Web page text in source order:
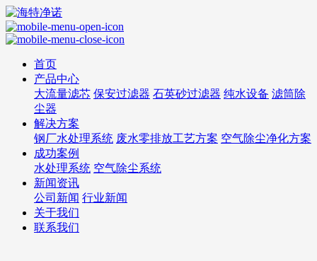
首页
产品中心
大流量滤芯 保安过滤器 石英砂过滤器 纯水设备 滤筒除
尘器
解决方案
钢厂水处理系统 废水零排放工艺方案 空气除尘净化方案
成功案例
水处理系统 空气除尘系统
新闻资讯
公司新闻 行业新闻
关于我们
联系我们